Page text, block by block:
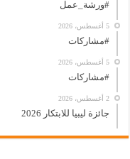
#ورشة_عمل
5 أغسطس، 2026
#مشاركات
5 أغسطس، 2026
#مشاركات
2 أغسطس، 2026
جائزة ليبيا للابتكار 2026